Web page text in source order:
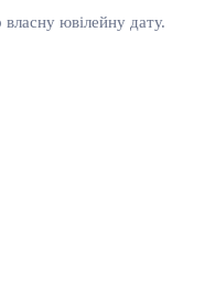
власну ювілейну дату.